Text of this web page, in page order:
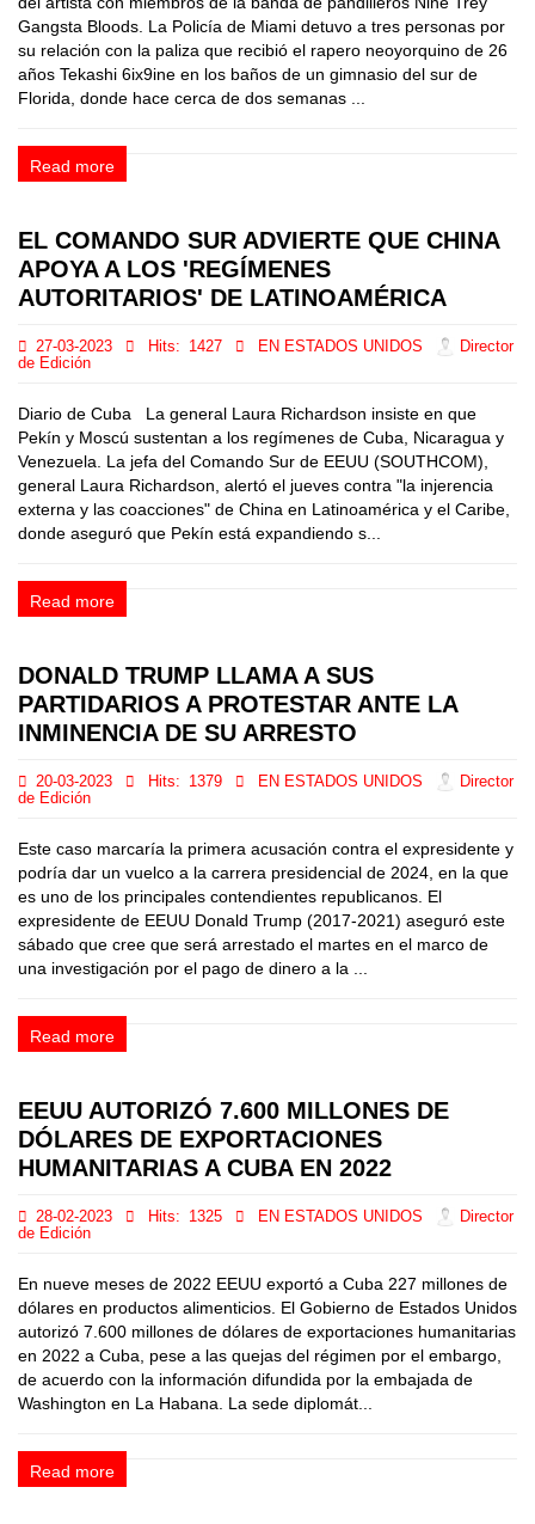
Gangsta Bloods. La Policía de Miami detuvo a tres personas por
su relación con la paliza que recibió el rapero neoyorquino de 26
años Tekashi 6ix9ine en los baños de un gimnasio del sur de
Florida, donde hace cerca de dos semanas ...
Read more
EL COMANDO SUR ADVIERTE QUE CHINA
APOYA A LOS 'REGÍMENES
AUTORITARIOS' DE LATINOAMÉRICA
27-03-2023 Hits: 1427 EN ESTADOS UNIDOS
Director
de Edición
Diario de Cuba La general Laura Richardson insiste en que
Pekín y Moscú sustentan a los regímenes de Cuba, Nicaragua y
Venezuela. La jefa del Comando Sur de EEUU (SOUTHCOM),
general Laura Richardson, alertó el jueves contra "la injerencia
externa y las coacciones" de China en Latinoamérica y el Caribe,
donde aseguró que Pekín está expandiendo s...
Read more
DONALD TRUMP LLAMA A SUS
PARTIDARIOS A PROTESTAR ANTE LA
INMINENCIA DE SU ARRESTO
20-03-2023 Hits: 1379 EN ESTADOS UNIDOS
Director
de Edición
Este caso marcaría la primera acusación contra el expresidente y
podría dar un vuelco a la carrera presidencial de 2024, en la que
es uno de los principales contendientes republicanos. El
expresidente de EEUU Donald Trump (2017-2021) aseguró este
sábado que cree que será arrestado el martes en el marco de
una investigación por el pago de dinero a la ...
Read more
EEUU AUTORIZÓ 7.600 MILLONES DE
DÓLARES DE EXPORTACIONES
HUMANITARIAS A CUBA EN 2022
28-02-2023 Hits: 1325 EN ESTADOS UNIDOS
Director
de Edición
En nueve meses de 2022 EEUU exportó a Cuba 227 millones de
dólares en productos alimenticios. El Gobierno de Estados Unidos
autorizó 7.600 millones de dólares de exportaciones humanitarias
en 2022 a Cuba, pese a las quejas del régimen por el embargo,
de acuerdo con la información difundida por la embajada de
Washington en La Habana. La sede diplomát...
Read more